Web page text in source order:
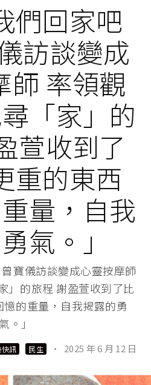
們回家吧
訪談變成
師 率領觀
「家」的
萱收到了
重的東西
重量，自我
氣。」
寶儀訪談變成心靈按摩師
」的旅程 謝盈萱收到了比
的重量，自我揭露的勇
氣。」
訊 民生 · 2025 年 6 月 12 日